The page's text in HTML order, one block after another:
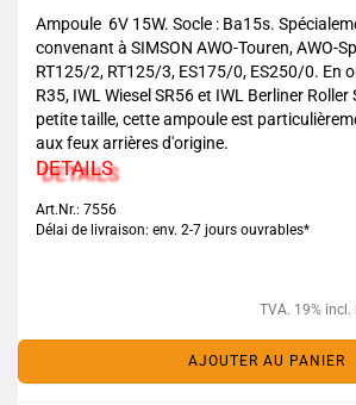
Ampoule 6V 15W. Socle : Ba15s.
convenant à SIMSON AWO-Touren, AWO-
RT125/2, RT125/3, ES175/0, ES250/0. En
R35, IWL Wiesel SR56 et IWL Berliner Roller
petite taille, cette ampoule est
aux feux arrières d'origine.
DETAILS
Art.Nr.: 7556
Délai de livraison: env. 2-7 jours ouvrables*
TVA. 19% incl.
AJOUTER AU PANIER